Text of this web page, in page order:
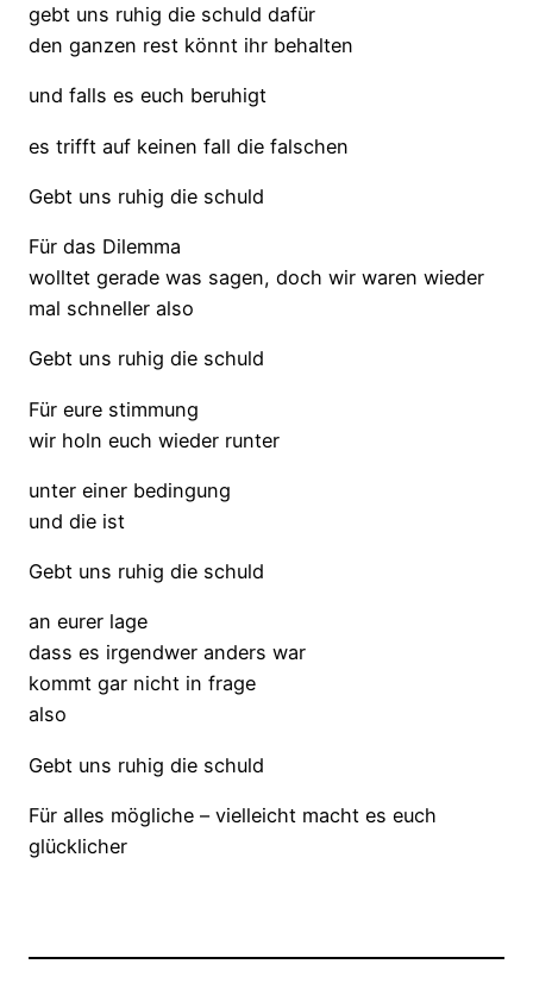
gebt uns ruhig die schuld dafür
den ganzen rest könnt ihr behalten
und falls es euch beruhigt
es trifft auf keinen fall die falschen
Gebt uns ruhig die schuld
Für das Dilemma
wolltet gerade was sagen, doch wir waren wieder
mal schneller also
Gebt uns ruhig die schuld
Für eure stimmung
wir holn euch wieder runter
unter einer bedingung
und die ist
Gebt uns ruhig die schuld
an eurer lage
dass es irgendwer anders war
kommt gar nicht in frage
also
Gebt uns ruhig die schuld
Für alles mögliche – vielleicht macht es euch
glücklicher